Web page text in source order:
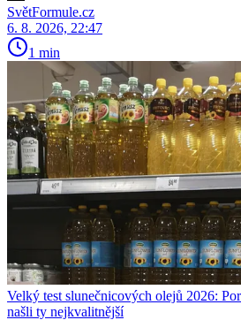
SvětFormule.cz
6. 8. 2026, 22:47
1 min
Velký test slunečnicových olejů 2026:
našli ty nejkvalitnější